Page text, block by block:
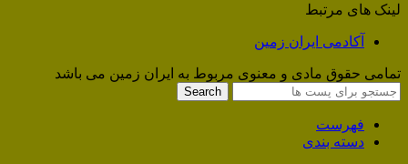
لینک های مرتبط
آکادمی ایران زمین
تمامی حقوق مادی و معنوی مربوط به ایران زمین می باشد
Search
فهرست
دسته بندی